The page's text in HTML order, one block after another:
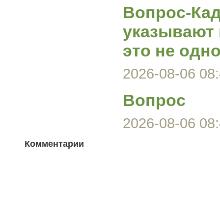
Вопрос-
это не
2026-08-06
Вопрос
2026-08-06
Комментарии